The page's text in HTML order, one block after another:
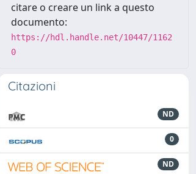
citare o creare un link a questo
documento:
https://hdl.handle.net/10447/1162
0
Citazioni
ND
0
ND